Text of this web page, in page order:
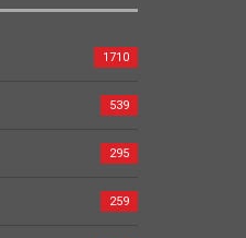
1710
539
295
259